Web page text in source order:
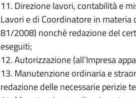
11. Direzione lavori, contabilità e
Lavori e di Coordinatore in materia
81/2008) nonché redazione del
eseguiti;
12. Autorizzazione (all’Impresa
13. Manutenzione ordinaria e
redazione delle necessarie perizie